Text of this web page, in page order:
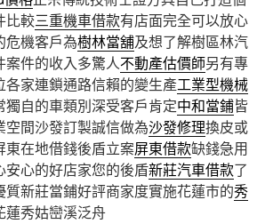
比較三重機車借款有店面完全可以放心
危機客戶為樹林當舖及想了解樹區林汽
件的收入多驚人不動產估價師另有專
家連鎖通路信賴的變生產工業型機械
自的車類別深受客戶肯定中和當鋪皆
間沙發訂製誠信做為沙發修理換皮或
東在地借錢後盾立案屏東借款缺錢急用
心的好店家您的後盾新莊汽車借款了
新莊當鋪好評商家度實施花蓮市的秀
蓮秀姑巒溪泛舟